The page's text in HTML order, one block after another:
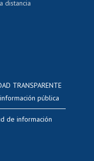
distancia
TRANSPARENTE
pública
de información